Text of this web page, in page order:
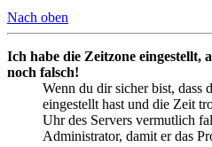
Nach oben
Ich habe die Zeitzone eingestellt,
noch falsch!
Wenn du dir sicher bist, dass
eingestellt hast und die Zeit
Uhr des Servers vermutlich
Administrator, damit er das